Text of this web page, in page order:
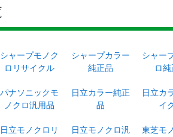
シャープモノク
ロリサイクル
シャープカラー
純正品
シャー
ロ
パナソニックモ
ノクロ汎用品
日立カラー純正
品
日立カ
イ
日立モノクロリ
日立モノクロ汎
東芝モ